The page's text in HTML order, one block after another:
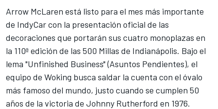
Arrow McLaren está listo para el mes más importante
de IndyCar con la presentación oficial de las
decoraciones que portarán sus cuatro monoplazas en
la 110ª edición de las 500 Millas de Indianápolis. Bajo el
lema "Unfinished Business" (Asuntos Pendientes), el
equipo de Woking busca saldar la cuenta con el óvalo
más famoso del mundo, justo cuando se cumplen 50
años de la victoria de Johnny Rutherford en 1976.